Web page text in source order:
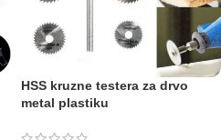
HSS kruzne testera za drvo
metal plastiku